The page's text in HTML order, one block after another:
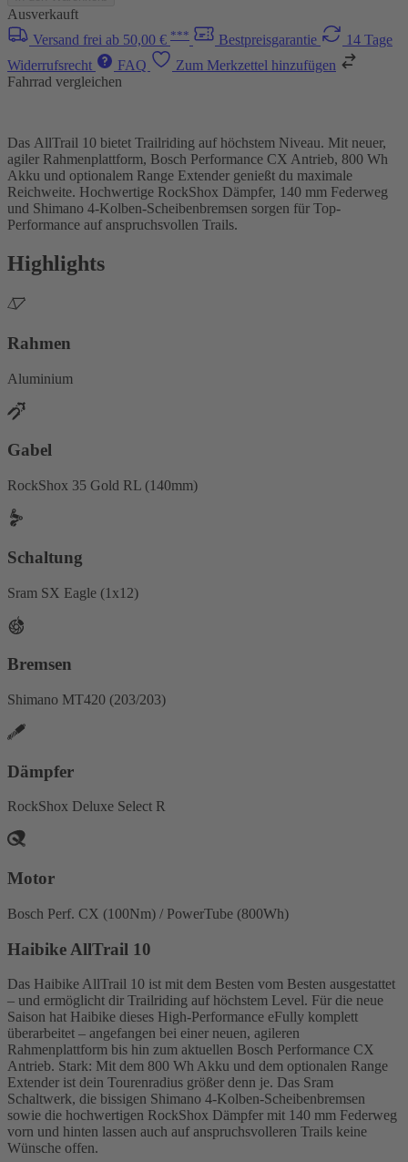
Ausverkauft
Versand frei ab 50,00 € *** Bestpreisgarantie
14 Tage
Widerrufsrecht
FAQ
Zum Merkzettel hinzufügen
Fahrrad vergleichen
Das AllTrail 10 bietet Trailriding auf höchstem Niveau. Mit neuer,
agiler Rahmenplattform, Bosch Performance CX Antrieb, 800 Wh
Akku und optionalem Range Extender genießt du maximale
Reichweite. Hochwertige RockShox Dämpfer, 140 mm Federweg
und Shimano 4-Kolben-Scheibenbremsen sorgen für Top-
Performance auf anspruchsvollen Trails.
Highlights
Rahmen
Aluminium
Gabel
RockShox 35 Gold RL (140mm)
Schaltung
Sram SX Eagle (1x12)
Bremsen
Shimano MT420 (203/203)
Dämpfer
RockShox Deluxe Select R
Motor
Bosch Perf. CX (100Nm) / PowerTube (800Wh)
Haibike AllTrail 10
Das Haibike AllTrail 10 ist mit dem Besten vom Besten ausgestattet
– und ermöglicht dir Trailriding auf höchstem Level. Für die neue
Saison hat Haibike dieses High-Performance eFully komplett
überarbeitet – angefangen bei einer neuen, agileren
Rahmenplattform bis hin zum aktuellen Bosch Performance CX
Antrieb. Stark: Mit dem 800 Wh Akku und dem optionalen Range
Extender ist dein Tourenradius größer denn je. Das Sram
Schaltwerk, die bissigen Shimano 4-Kolben-Scheibenbremsen
sowie die hochwertigen RockShox Dämpfer mit 140 mm Federweg
vorn und hinten lassen auch auf anspruchsvolleren Trails keine
Wünsche offen.